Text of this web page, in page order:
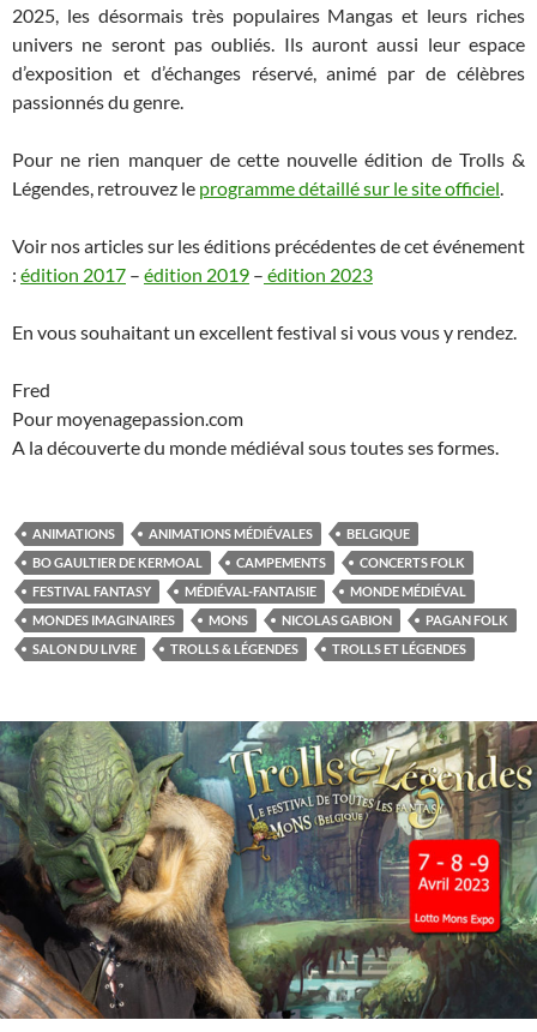
2025, les désormais très populaires Mangas et leurs riches
univers ne seront pas oubliés. Ils auront aussi leur espace
d’exposition et d’échanges réservé, animé par de célèbres
passionnés du genre.
Pour ne rien manquer de cette nouvelle édition de Trolls &
Légendes, retrouvez le programme détaillé sur le site officiel.
Voir nos articles sur les éditions précédentes de cet événement
: édition 2017 – édition 2019 – édition 2023
En vous souhaitant un excellent festival si vous vous y rendez.
Fred
Pour moyenagepassion.com
A la découverte du monde médiéval sous toutes ses formes.
ANIMATIONS ANIMATIONS MÉDIÉVALES
BELGIQUE
BO GAULTIER DE KERMOAL
CAMPEMENTS
CONCERTS FOLK
FESTIVAL FANTASY
MÉDIÉVAL-FANTAISIE
MONDE MÉDIÉVAL
MONDES IMAGINAIRES
MONS NICOLAS GABION
PAGAN FOLK
SALON DU LIVRE
TROLLS & LÉGENDES TROLLS ET LÉGENDES